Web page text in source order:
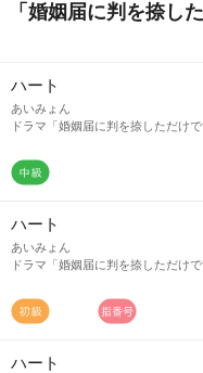
「 婚姻届に判を捺し
ハート
あいみょん
ドラマ「婚姻届に判を捺しただけ
ハート
あいみょん
ドラマ「婚姻届に判を捺しただけ
ハート